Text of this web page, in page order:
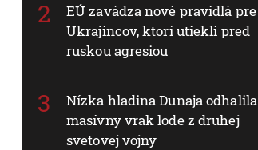
EÚ zavádza nové pravidlá pre
Ukrajincov, ktorí utiekli pred
ruskou agresiou
Nízka hladina Dunaja odhalila
masívny vrak lode z druhej
svetovej vojny